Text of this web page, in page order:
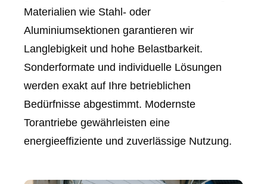
Materialien wie Stahl- oder
Aluminiumsektionen garantieren wir
Langlebigkeit und hohe Belastbarkeit.
Sonderformate und individuelle Lösungen
werden exakt auf Ihre betrieblichen
Bedürfnisse abgestimmt. Modernste
Torantriebe gewährleisten eine
energieeffiziente und zuverlässige Nutzung.